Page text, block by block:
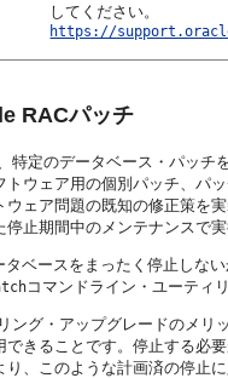
してください。
https://
RACパッチ
特定のデータベース・パッチ
トウェア用の個別パッチ、パ
ウェア問題の既知の修正策を
停止期間中のメンテナンスで実
タベースをまったく停止しな
コマンドライン・ユーティ
ング・アップグレードのメリ
できることです。停止する必
り、このような計画済の停止